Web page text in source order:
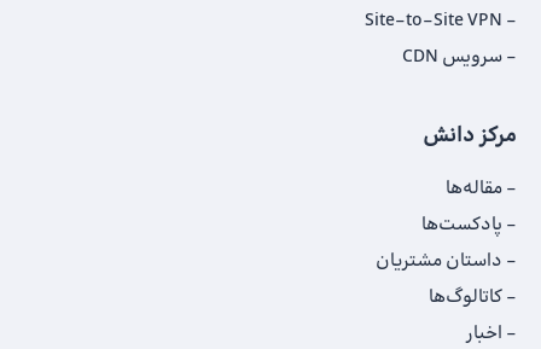
Site-to-Site VPN
سرویس CDN
مرکز دانش
مقاله‌ها
پادکست‌ها
داستان‌ مشتریان
کاتالوگ‌‌ها
اخبار